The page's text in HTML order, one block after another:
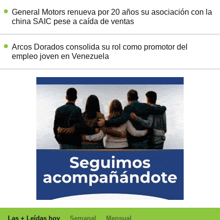
General Motors renueva por 20 años su asociación con la
china SAIC pese a caída de ventas
Arcos Dorados consolida su rol como promotor del
empleo joven en Venezuela
Las + Leídas hoy Semanal Mensual